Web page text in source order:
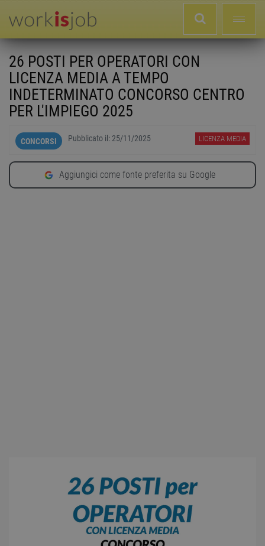
26 POSTI PER OPERATORI CON
LICENZA MEDIA A TEMPO
INDETERMINATO CONCORSO CENTRO
PER L'IMPIEGO 2025
CONCORSI Pubblicato il: 25/11/2025 LICENZA MEDIA
Aggiungici come fonte preferita su Google